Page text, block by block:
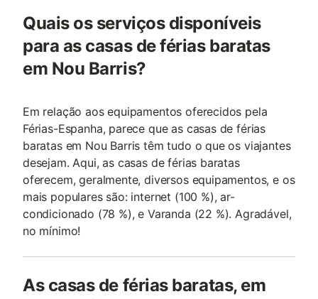
Quais os serviços disponíveis
para as casas de férias baratas
em Nou Barris?
Em relação aos equipamentos oferecidos pela
Férias-Espanha, parece que as casas de férias
baratas em Nou Barris têm tudo o que os viajantes
desejam. Aqui, as casas de férias baratas
oferecem, geralmente, diversos equipamentos, e os
mais populares são: internet (100 %), ar-
condicionado (78 %), e Varanda (22 %). Agradável,
no mínimo!
As casas de férias baratas, em